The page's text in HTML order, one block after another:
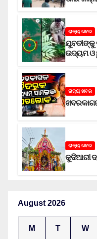
ରାଜ୍ୟ ଖବର
ଯୁବତୀଙ୍କୁ
ଉଦ୍ୟମ ଓ
ରାଜ୍ୟ ଖବର
ରାଜ୍ୟ ଖବର
କୁଦିଆରୀ
August 2026
M T W